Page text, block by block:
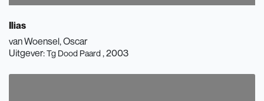
Ilias
van Woensel, Oscar
Uitgever:Tg Dood Paard , 2003